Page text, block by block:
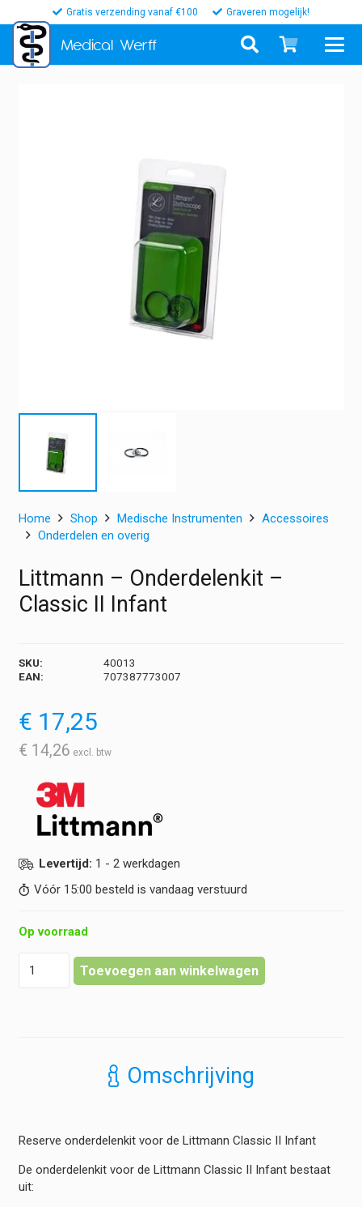
Gratis verzending vanaf €100 Graveren mogelijk!
Medical Werff
Home Shop Medische Instrumenten
Accessoires
Onderdelen en overig
Littmann – Onderdelenkit –
Classic II Infant
SKU:
40013
EAN:
707387773007
€ 17,25
€ 14,26
Levertijd: 1 - 2 werkdagen
Vóór 15:00 besteld is vandaag verstuurd
Op voorraad
Toevoegen aan winkelwagen
Omschrijving
Reserve onderdelenkit voor de Littmann Classic II Infant
De onderdelenkit voor de Littmann Classic II Infant bestaat
uit: